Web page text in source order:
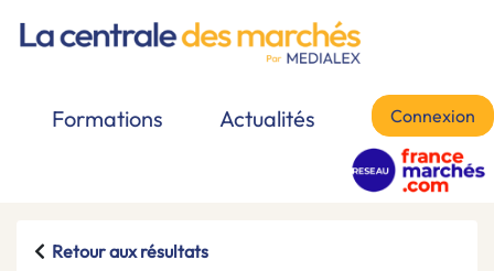
Formations Actualités Connexion
Retour aux résultats